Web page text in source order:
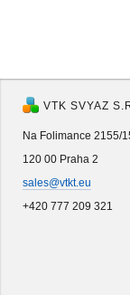
VTK SVYAZ
Na Folimance 2155/
120 00 Praha 2
sales@vtkt.eu
+420 777 209 321